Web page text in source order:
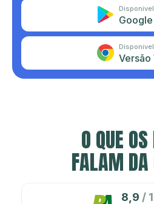
Versão
O QUE
FALAM DA
8,9 /